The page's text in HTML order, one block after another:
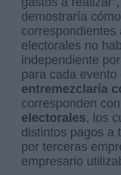
demostraría
correspondientes
electorales no
independiente
para cada
entremezclaría
corresponden con
electorales, los
distintos pagos a
por terceras
empresario